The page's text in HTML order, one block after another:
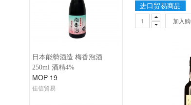
日本能勢酒造 梅香泡酒
250ml 酒精4%
MOP 19
佳信貿易
进口贸易商品
加入